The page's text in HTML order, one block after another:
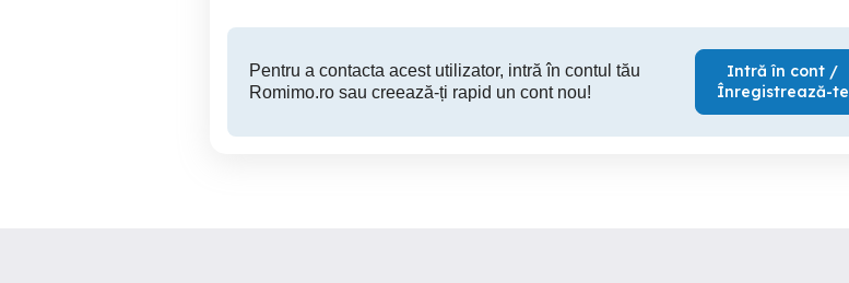
Pentru a contacta acest utilizator, intră în contul tău
Romimo.ro sau creează-ți rapid un cont nou!
Intră în cont /
Înregistrează-te